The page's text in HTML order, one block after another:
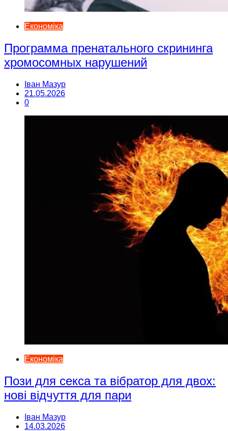
Економіка
Программа пренатального скрининга
хромосомных нарушений
Іван Мазур
21.05.2026
0
Економіка
Пози для секса та вібратор для двох:
нові відчуття для пари
Іван Мазур
14.03.2026